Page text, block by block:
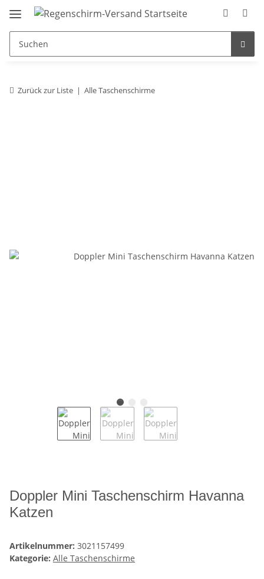
Zurück zur Liste Alle Taschenschirme
Doppler Mini Taschenschirm Havanna
Katzen
Artikelnummer: 3021157499
Kategorie: Alle Taschenschirme